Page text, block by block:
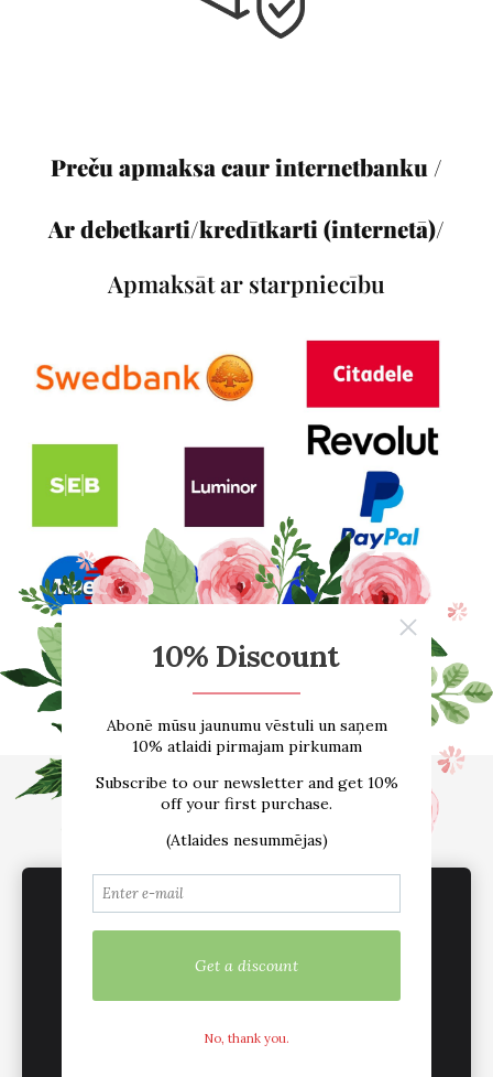
Preču apmaksa caur internetbanku /
Ar debetkarti/kredītkarti (internetā)/
Apmaksāt ar starpniecību
E-VEIKALS
Par mums
Atsauksmes
Blogs
Izmēru tabula
Kontakti
Piegāde
Noteikumi
sadarbība /vairumtirdzniecība
Sīkdatnes
We use cookies to deliver services, for
Customize
Accept all